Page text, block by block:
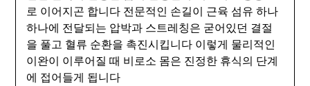
로 이어지곤 합니다 전문적인 손길이 근육 섬유 하나
하나에 전달되는 압박과 스트레칭은 굳어있던 결절
을 풀고 혈류 순환을 촉진시킵니다 이렇게 물리적인
이완이 이루어질 때 비로소 몸은 진정한 휴식의 단계
에 접어들게 됩니다